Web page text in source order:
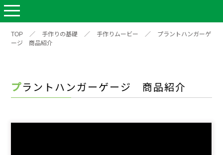
TOP ／ 手作りの基礎 ／ 手作りムービー ／
プラントハンガーゲ
ージ 商品紹介
プラントハンガーゲージ 商品紹介